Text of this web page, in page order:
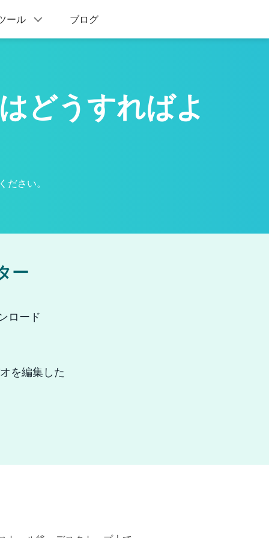
ール ブログ
どうすればよ
さい。
ー
ロード
を編集した